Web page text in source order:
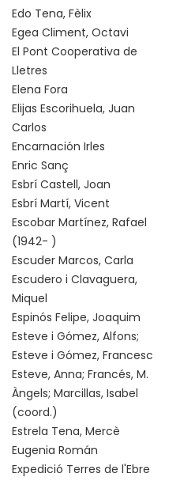
Edo Tena, Fèlix
Egea Climent, Octavi
El Pont Cooperativa de
Lletres
Elena Fora
Elijas Escorihuela, Juan
Carlos
Encarnación Irles
Enric Sanç
Esbrí Castell, Joan
Esbrí Martí, Vicent
Escobar Martínez, Rafael
(1942- )
Escuder Marcos, Carla
Escudero i Clavaguera,
Miquel
Espinós Felipe, Joaquim
Esteve i Gómez, Alfons;
Esteve i Gómez, Francesc
Esteve, Anna; Francés, M.
Àngels; Marcillas, Isabel
(coord.)
Estrela Tena, Mercè
Eugenia Román
Expedició Terres de l'Ebre